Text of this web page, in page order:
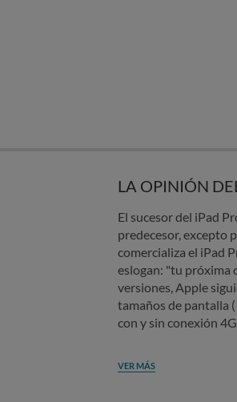
LA OPINIÓN
El sucesor del iPad
predecesor, excepto
comercializa el iPad
eslogan: "tu próxima
versiones, Apple
tamaños de pantalla
con y sin conexión
VER MÁS